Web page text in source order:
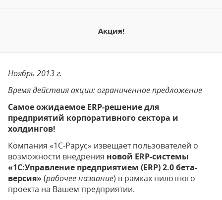
Акция!
Ноябрь 2013 г.
Время действия акции: ограниченное предложение
Самое ожидаемое ERP-решение для
предприятий корпоративного сектора и
холдингов!
Компания «1С-Рарус» извещает пользователей о
возможности внедрения новой ERP-системы
«1С:Управление предприятием (ERP) 2.0 бета-
версия» (рабочее название) в рамках пилотного
проекта на Вашем предприятии.